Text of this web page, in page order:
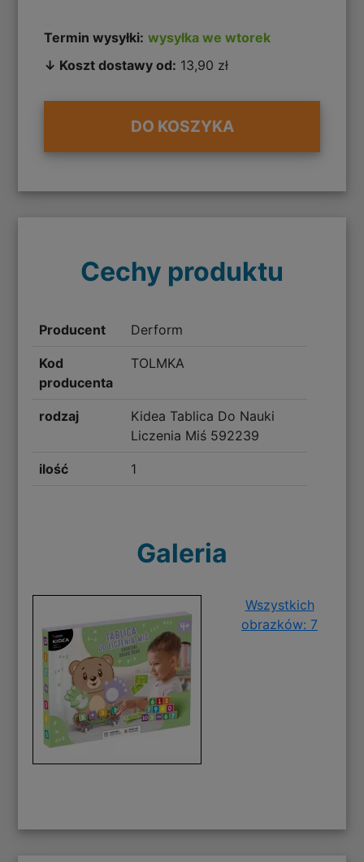
Termin wysyłki: wysyłka we wtorek
↓ Koszt dostawy od: 13,90 zł
DO KOSZYKA
Cechy produktu
Producent Derform
Kod
producenta
TOLMKA
rodzaj
Kidea Tablica Do Nauki
Liczenia Miś 592239
ilość 1
Galeria
Wszystkich
obrazków: 7